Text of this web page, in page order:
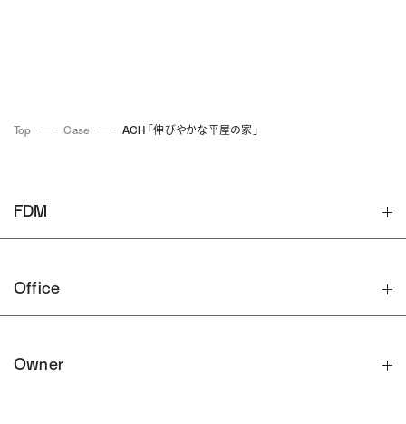
Top Case ACH 「伸びやかな平屋の家」
FDM
Office
Owner